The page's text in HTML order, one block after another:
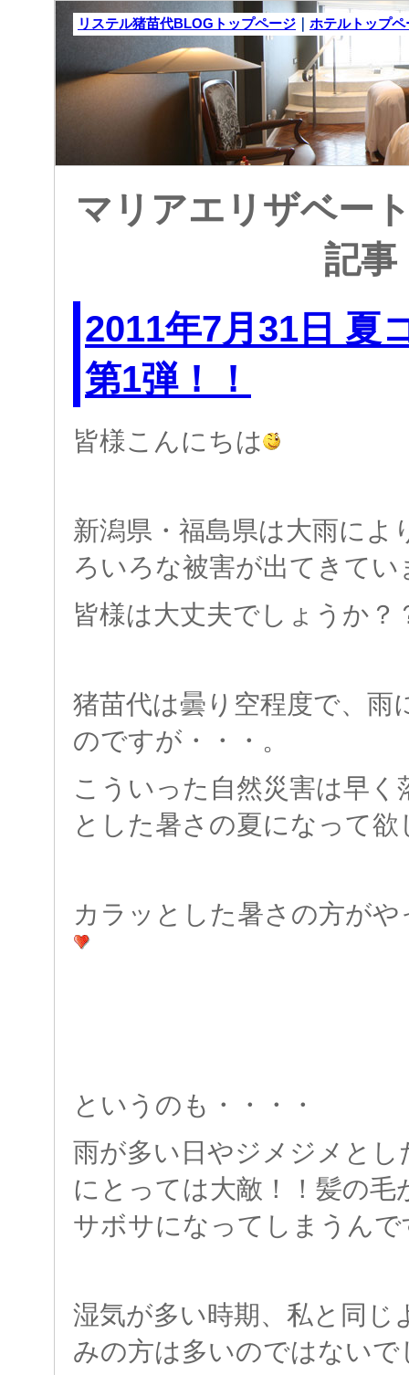
リステル猪苗代BLOGトップページ ｜ ホテルトップペ
マリアエリザベー
記事
2011年7月31日 夏
第1弾！！
皆様こんにちは
新潟県・福島県は大雨によ
ろいろな被害が出てきてい
皆様は大丈夫でしょうか？
猪苗代は曇り空程度で、雨
のですが・・・。
こういった自然災害は早
とした暑さの夏になって
カラッとした暑さの方が
というのも・・・・
雨が多い日やジメジメとし
にとっては大敵！！髪の
サボサになってしまうんで
湿気が多い時期、私と同じ
みの方は多いのではないで